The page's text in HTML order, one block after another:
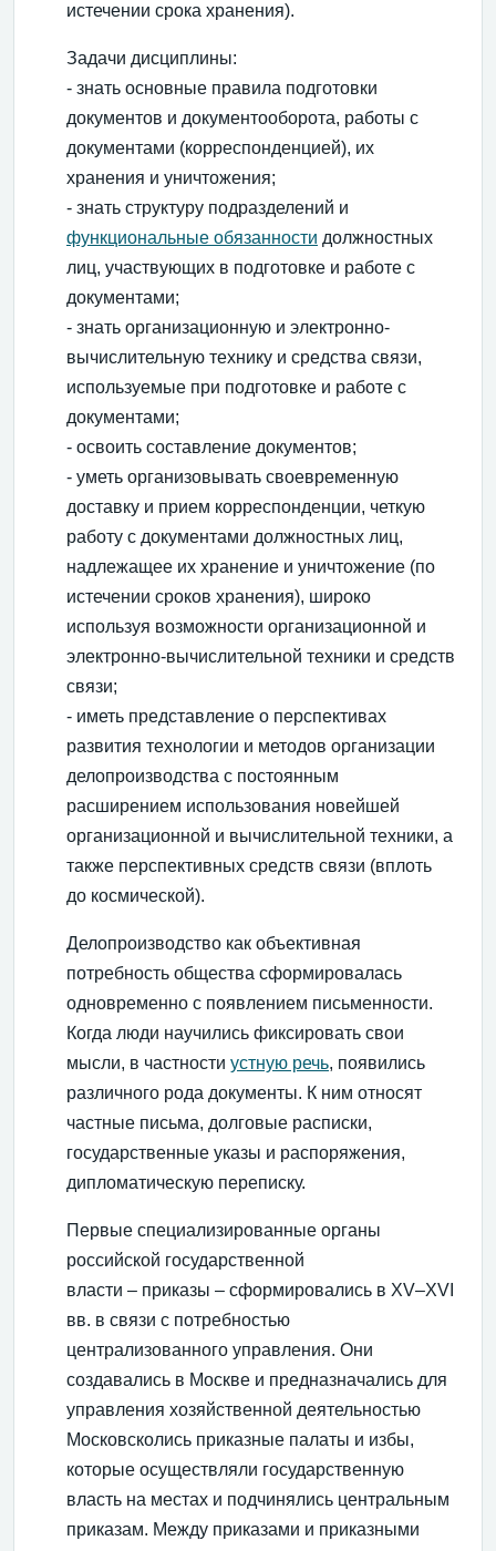
истечении срока хранения).
Задачи дисциплины:
- знать основные правила подготовки
документов и документооборота, работы с
документами (корреспонденцией), их
хранения и уничтожения;
- знать структуру подразделений и
функциональные обязанности должностных
лиц, участвующих в подготовке и работе с
документами;
- знать организационную и электронно-
вычислительную технику и средства связи,
используемые при подготовке и работе с
документами;
- освоить составление документов;
- уметь организовывать своевременную
доставку и прием корреспонденции, четкую
работу с документами должностных лиц,
надлежащее их хранение и уничтожение (по
истечении сроков хранения), широко
используя возможности организационной и
электронно-вычислительной техники и средств
связи;
- иметь представление о перспективах
развития технологии и методов организации
делопроизводства с постоянным
расширением использования новейшей
организационной и вычислительной техники, а
также перспективных средств связи (вплоть
до космической).
Делопроизводство как объективная
потребность общества сформировалась
одновременно с появлением письменности.
Когда люди научились фиксировать свои
мысли, в частности устную речь, появились
различного рода документы. К ним относят
частные письма, долговые расписки,
государственные указы и распоряжения,
дипломатическую переписку.
Первые специализированные органы
российской государственной
власти – приказы – сформировались в XV–XVI
вв. в связи с потребностью
централизованного управления. Они
создавались в Москве и предназначались для
управления хозяйственной деятельностью
Московсколись приказные палаты и избы,
которые осуществляли государственную
власть на местах и подчинялись центральным
приказам. Между приказами и приказными